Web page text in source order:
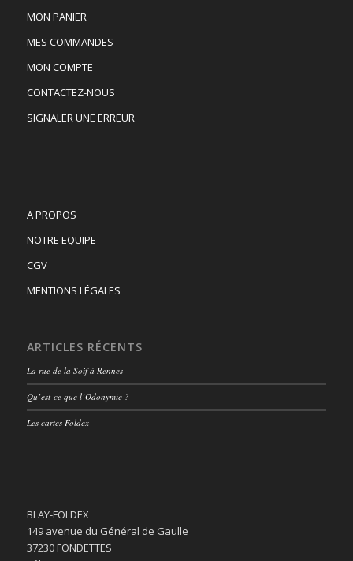
MON PANIER
MES COMMANDES
MON COMPTE
CONTACTEZ-NOUS
SIGNALER UNE ERREUR
A PROPOS
NOTRE EQUIPE
CGV
MENTIONS LÉGALES
ARTICLES RÉCENTS
La rue de la Soif à Rennes
Qu’est-ce que l’Odonymie ?
Les cartes Foldex
BLAY-FOLDEX
149 avenue du Général de Gaulle
37230 FONDETTES